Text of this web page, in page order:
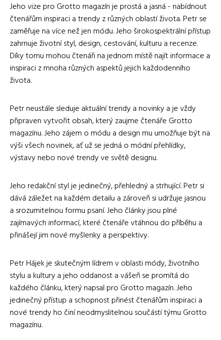
Jeho vize pro Grotto magazín je prostá a jasná - nabídnout
čtenářům inspiraci a trendy z různých oblastí života. Petr se
zaměřuje na více než jen módu. Jeho širokospektrální přístup
zahrnuje životní styl, design, cestování, kulturu a recenze.
Díky tomu mohou čtenáři na jednom místě najít informace a
inspiraci z mnoha různých aspektů jejich každodenního
života.
Petr neustále sleduje aktuální trendy a novinky a je vždy
připraven vytvořit obsah, který zaujme čtenáře Grotto
magazínu. Jeho zájem o módu a design mu umožňuje být na
výši všech novinek, ať už se jedná o módní přehlídky,
výstavy nebo nové trendy ve světě designu.
Jeho redakční styl je jedinečný, přehledný a strhující. Petr si
dává záležet na každém detailu a zároveň si udržuje jasnou
a srozumitelnou formu psaní. Jeho články jsou plné
zajímavých informací, které čtenáře vtáhnou do příběhu a
přinášejí jim nové myšlenky a perspektivy.
Petr Hájek je skutečným lídrem v oblasti módy, životního
stylu a kultury a jeho oddanost a vášeň se promítá do
každého článku, který napsal pro Grotto magazín. Jeho
jedinečný přístup a schopnost přinést čtenářům inspiraci a
nové trendy ho činí neodmyslitelnou součástí týmu Grotto
magazínu.